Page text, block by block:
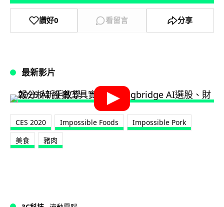
讚好0 看留言 分享
最新影片
CES 2020 Impossible Foods
Impossible Pork
美食
豬肉